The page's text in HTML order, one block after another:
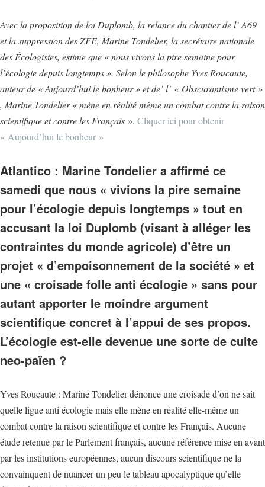
Avec la proposition de loi Duplomb, la relance du chantier de l’ A69
et la suppression des ZFE, Marine Tondelier, la secrétaire nationale
des Écologistes, estime que « nous vivons la pire semaine pour
l’écologie depuis longtemps ». Selon le philosophe Yves Roucaute,
auteur de « Aujourd’hui le bonheur » et de’ l’ « Obscurantisme vert »
, Marine Tondelier « mène en réalité même un combat contre la raison
scientifique et contre les Français ». Cliquer ici pour obtenir
« Aujourd’hui le bonheur »
Atlantico : Marine Tondelier a affirmé ce
samedi que nous « vivions la pire semaine
pour l’écologie depuis longtemps » tout en
accusant la loi Duplomb (visant à alléger les
contraintes du monde agricole) d’être un
projet « d’empoisonnement de la société » et
une « croisade folle anti écologie » sans pour
autant apporter le moindre argument
scientifique concret à l’appui de ses propos.
L’écologie est-elle devenue une sorte de culte
neo-païen ?
Yves Roucaute : Marine Tondelier dénonce une croisade d’on ne sait
quelle ligue anti écologie mais elle mène en réalité elle-même un
combat contre la raison scientifique et contre les Français. Aucune
étude retenue par le Parlement français, aucune référence mise en avant
par les institutions européennes, aucun discours scientifique ne la
convainquent de nuancer un peu le tableau apocalyptique qu’elle